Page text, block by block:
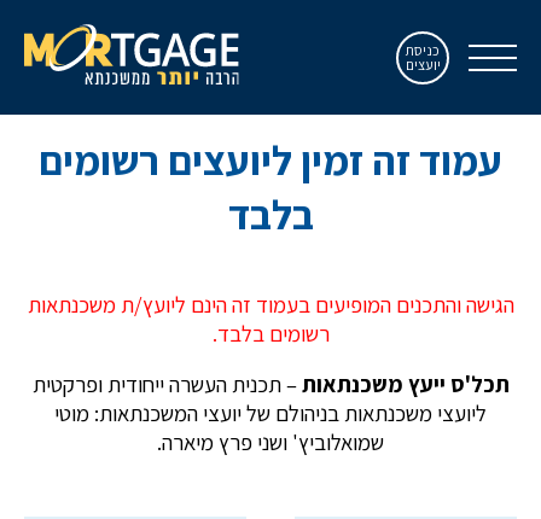
כניסת
יועצים
עמוד זה זמין ליועצים רשומים
בלבד
הגישה והתכנים המופיעים בעמוד זה הינם ליועץ/ת משכנתאות
רשומים בלבד.
תכל'ס ייעץ משכנתאות– תכנית העשרה ייחודית ופרקטית
ליועצי משכנתאות בניהולם של יועצי המשכנתאות: מוטי
שמואלוביץ' ושני פרץ מיארה.